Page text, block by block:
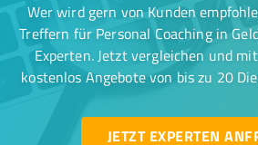
Wer wird gern von Kunden
Treffern für Personal Coaching in
Experten. Jetzt vergleichen und
kostenlos Angebote von bis zu 20
JETZT EXPERTEN